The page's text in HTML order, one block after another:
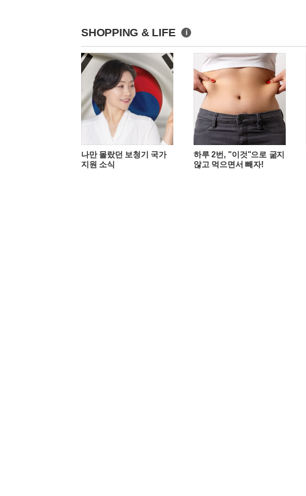
SHOPPING & LIFE i
나만 몰랐던 보청기 국가
지원 소식
하루 2번, "이것"으로 굶지
않고 먹으면서 빼자!